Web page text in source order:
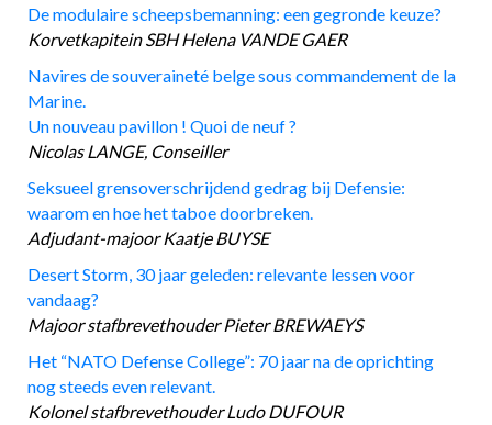
De modulaire scheepsbemanning: een gegronde keuze?
Korvetkapitein SBH Helena VANDE GAER
Navires de souveraineté belge sous commandement de la
Marine.
Un nouveau pavillon ! Quoi de neuf ?
Nicolas LANGE, Conseiller
Seksueel grensoverschrijdend gedrag bij Defensie:
waarom en hoe het taboe doorbreken.
Adjudant-majoor Kaatje BUYSE
Desert Storm, 30 jaar geleden: relevante lessen voor
vandaag?
Majoor stafbrevethouder Pieter BREWAEYS
Het “NATO Defense College”: 70 jaar na de oprichting
nog steeds even relevant.
Kolonel stafbrevethouder Ludo DUFOUR